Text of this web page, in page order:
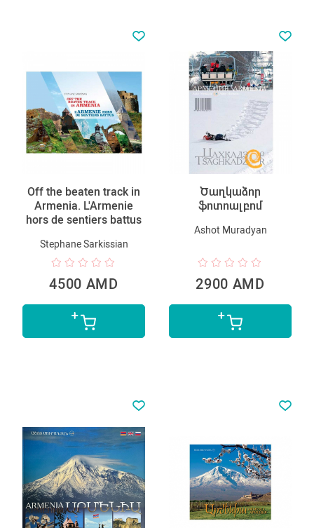
Off the beaten track in
Armenia. L'Armenie
hors de sentiers battus
Stephane Sarkissian
4500 AMD
Ծաղկաձոր
ֆոտոալբոմ
Ashot Muradyan
2900 AMD